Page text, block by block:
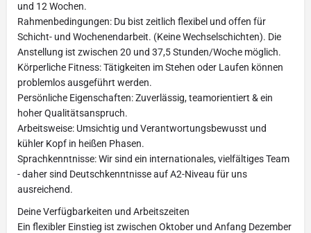
und 12 Wochen.
Rahmenbedingungen: Du bist zeitlich flexibel und offen für
Schicht- und Wochenendarbeit. (Keine Wechselschichten). Die
Anstellung ist zwischen 20 und 37,5 Stunden/Woche möglich.
Körperliche Fitness: Tätigkeiten im Stehen oder Laufen können
problemlos ausgeführt werden.
Persönliche Eigenschaften: Zuverlässig, teamorientiert & ein
hoher Qualitätsanspruch.
Arbeitsweise: Umsichtig und Verantwortungsbewusst und
kühler Kopf in heißen Phasen.
Sprachkenntnisse: Wir sind ein internationales, vielfältiges Team
- daher sind Deutschkenntnisse auf A2-Niveau für uns
ausreichend.
Deine Verfügbarkeiten und Arbeitszeiten
Ein flexibler Einstieg ist zwischen Oktober und Anfang Dezember